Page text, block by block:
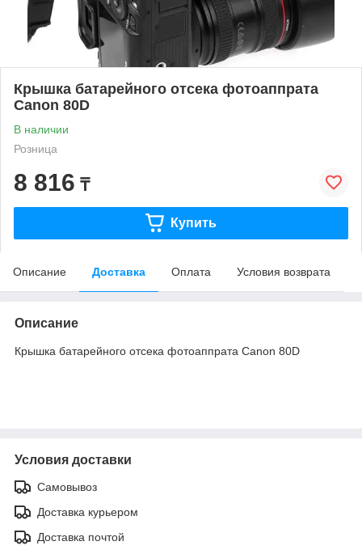
Крышка батарейного отсека фотоаппрата
Canon 80D
В наличии
Розница
8 816 ₸
Купить
Описание Доставка Оплата Условия возврата
Описание
Крышка батарейного отсека фотоаппрата Canon 80D
Условия доставки
Самовывоз
Доставка курьером
Доставка почтой